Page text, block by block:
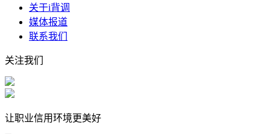
关于i背调
媒体报道
联系我们
关注我们
让职业信用环境更美好